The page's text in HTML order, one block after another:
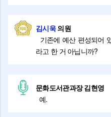
김시욱의원
기존에 예산 편성되어
라고 한 거 아닙니까?
문화도서관과장 김현영
예.